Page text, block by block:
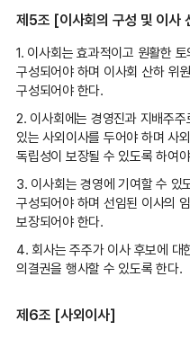
제5조 [이사회의 구성 및 이사
1. 이사회는 효과적이고 원활한
구성되어야 하며 이사회 산하 위
구성되어야 한다.
2. 이사회에는 경영진과 지배주
있는 사외이사를 두어야 하며 사
독립성이 보장될 수 있도록 하여
3. 이사회는 경영에 기여할 수 있
구성되어야 하며 선임된 이사의
보장되어야 한다.
4. 회사는 주주가 이사 후보에 대
의결권을 행사할 수 있도록 한다.
제6조 [사외이사]